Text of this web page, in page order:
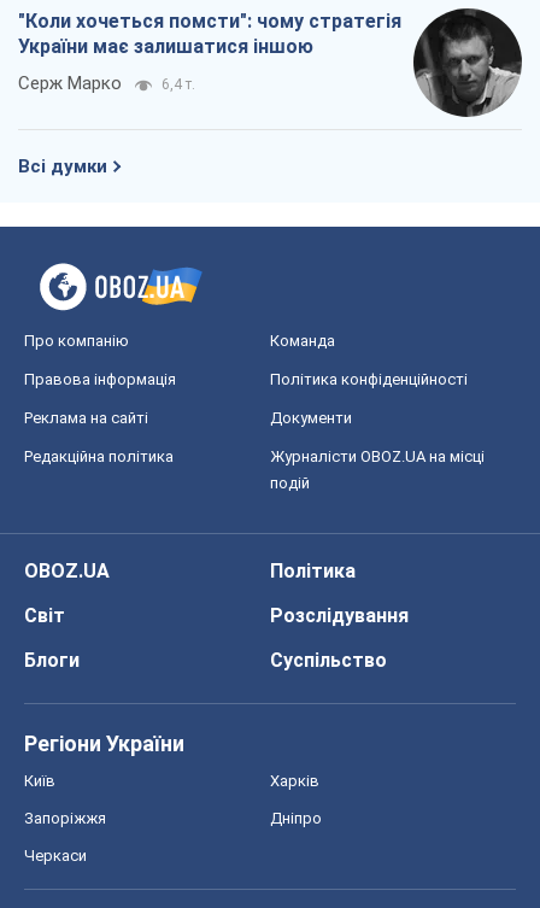
"Коли хочеться помсти": чому стратегія
України має залишатися іншою
Серж Марко 6,4 т.
Всі думки
Про компанію Команда
Правова інформація Політика конфіденційності
Реклама на сайті Документи
Редакційна політика
Журналісти OBOZ.UA на місці
подій
OBOZ.UA
Політика
Світ
Розслідування
Блоги
Суспільство
Регіони України
Київ Харків
Запоріжжя Дніпро
Черкаси